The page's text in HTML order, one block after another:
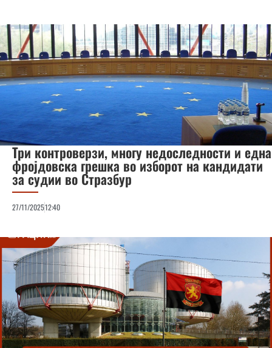
Три контроверзи, многу недоследности и една
фројдовска грешка во изборот на кандидати
за судии во Стразбур
27/11/202512:40